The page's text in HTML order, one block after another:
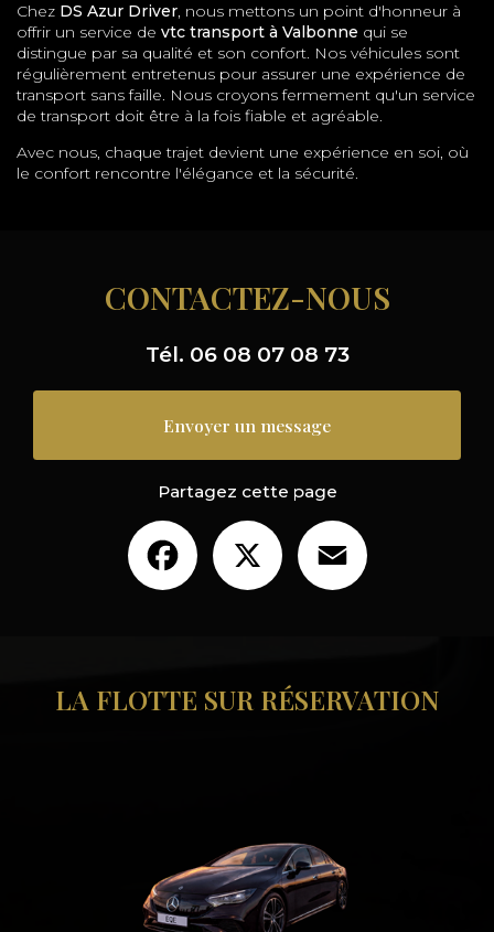
Chez DS Azur Driver, nous mettons un point d'honneur à
offrir un service de vtc transport à Valbonne qui se
distingue par sa qualité et son confort. Nos véhicules sont
régulièrement entretenus pour assurer une expérience de
transport sans faille. Nous croyons fermement qu'un service
de transport doit être à la fois fiable et agréable.
Avec nous, chaque trajet devient une expérience en soi, où
le confort rencontre l'élégance et la sécurité.
CONTACTEZ-NOUS
Tél. 06 08 07 08 73
Envoyer un message
Partagez cette page
Facebook
LA FLOTTE SUR RÉSERVATION